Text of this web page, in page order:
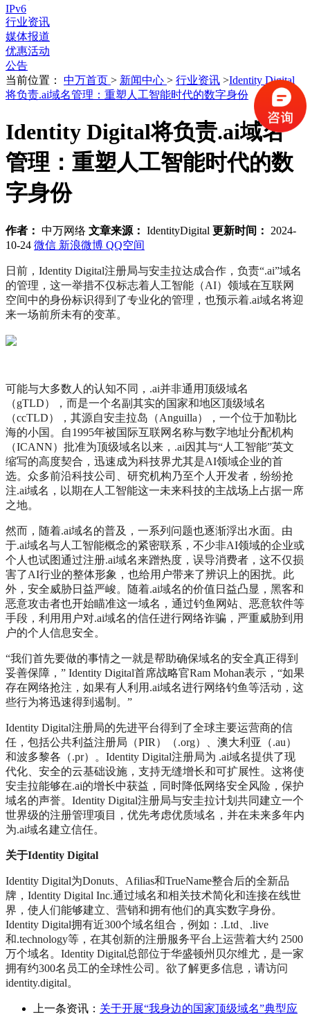
IPv6
行业资讯
媒体报道
优惠活动
公告
当前位置： 中万首页 > 新闻中心 > 行业资讯 >Identity Digital
将负责.ai域名管理：重塑人工智能时代的数字身份
Identity Digital将负责.ai域名
管理：重塑人工智能时代的数
字身份
作者： 中万网络 文章来源： IdentityDigital 更新时间： 2024-
10-24 微信 新浪微博 QQ空间
日前，Identity Digital注册局与安圭拉达成合作，负责“.ai”域名
的管理，这一举措不仅标志着人工智能（AI）领域在互联网
空间中的身份标识得到了专业化的管理，也预示着.ai域名将迎
来一场前所未有的变革。
可能与大多数人的认知不同，.ai并非通用顶级域名
（gTLD），而是一个名副其实的国家和地区顶级域名
（ccTLD），其源自安圭拉岛（Anguilla），一个位于加勒比
海的小国。自1995年被国际互联网名称与数字地址分配机构
（ICANN）批准为顶级域名以来，.ai因其与“人工智能”英文
缩写的高度契合，迅速成为科技界尤其是AI领域企业的首
选。众多前沿科技公司、研究机构乃至个人开发者，纷纷抢
注.ai域名，以期在人工智能这一未来科技的主战场上占据一席
之地。
然而，随着.ai域名的普及，一系列问题也逐渐浮出水面。由
于.ai域名与人工智能概念的紧密联系，不少非AI领域的企业或
个人也试图通过注册.ai域名来蹭热度，误导消费者，这不仅损
害了AI行业的整体形象，也给用户带来了辨识上的困扰。此
外，安全威胁日益严峻。随着.ai域名的价值日益凸显，黑客和
恶意攻击者也开始瞄准这一域名，通过钓鱼网站、恶意软件等
手段，利用用户对.ai域名的信任进行网络诈骗，严重威胁到用
户的个人信息安全。
“我们首先要做的事情之一就是帮助确保域名的安全真正得到
妥善保障，” Identity Digital首席战略官Ram Mohan表示，“如果
存在网络抢注，如果有人利用.ai域名进行网络钓鱼等活动，这
些行为将迅速得到遏制。”
Identity Digital注册局的先进平台得到了全球主要运营商的信
任，包括公共利益注册局（PIR）（.org）、澳大利亚（.au）
和波多黎各（.pr）。Identity Digital注册局为 .ai域名提供了现
代化、安全的云基础设施，支持无缝增长和可扩展性。这将使
安圭拉能够在.ai的增长中获益，同时降低网络安全风险，保护
域名的声誉。Identity Digital注册局与安圭拉计划共同建立一个
世界级的注册管理项目，优先考虑优质域名，并在未来多年内
为.ai域名建立信任。
关于Identity Digital
Identity Digital为Donuts、Afilias和TrueName整合后的全新品
牌，Identity Digital Inc.通过域名和相关技术简化和连接在线世
界，使人们能够建立、营销和拥有他们的真实数字身份。
Identity Digital拥有近300个域名组合，例如：.Ltd、.live
和.technology等，在其创新的注册服务平台上运营着大约 2500
万个域名。Identity Digital总部位于华盛顿州贝尔维尤，是一家
拥有约300名员工的全球性公司。欲了解更多信息，请访问
identity.digital。
上一条资讯： 关于开展“我身边的国家顶级域名”典型应